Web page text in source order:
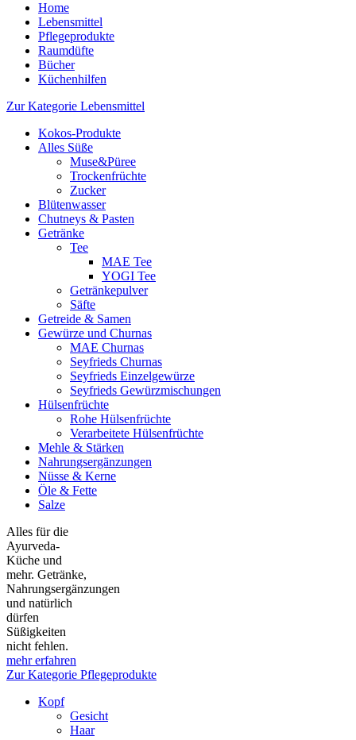
Home
Lebensmittel
Pflegeprodukte
Raumdüfte
Bücher
Küchenhilfen
Zur Kategorie Lebensmittel
Kokos-Produkte
Alles Süße
Muse&Püree
Trockenfrüchte
Zucker
Blütenwasser
Chutneys & Pasten
Getränke
Tee
MAE Tee
YOGI Tee
Getränkepulver
Säfte
Getreide & Samen
Gewürze und Churnas
MAE Churnas
Seyfrieds Churnas
Seyfrieds Einzelgewürze
Seyfrieds Gewürzmischungen
Hülsenfrüchte
Rohe Hülsenfrüchte
Verarbeitete Hülsenfrüchte
Mehle & Stärken
Nahrungsergänzungen
Nüsse & Kerne
Öle & Fette
Salze
Alles für die
Ayurveda-
Küche und
mehr. Getränke,
Nahrungsergänzungen
und natürlich
dürfen
Süßigkeiten
nicht fehlen.
mehr erfahren
Zur Kategorie Pflegeprodukte
Kopf
Gesicht
Haar